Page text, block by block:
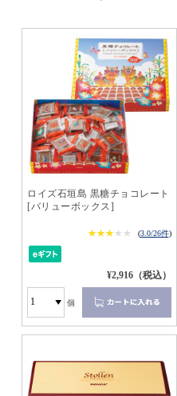
ロイズ石垣島 黒糖チョコレート
[バリューボックス]
★★★★★
★★★★★ (3.0/26件)
¥2,916（税込）
個